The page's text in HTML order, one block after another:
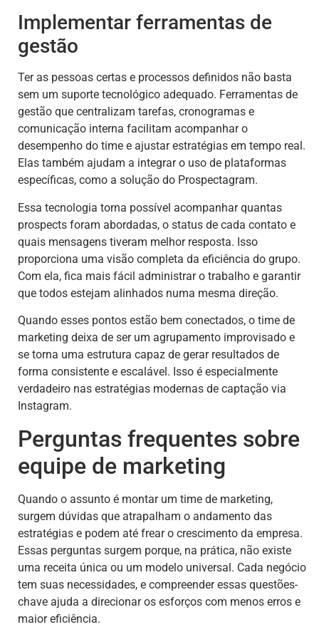
Implementar ferramentas de
gestão
Ter as pessoas certas e processos definidos não basta
sem um suporte tecnológico adequado. Ferramentas de
gestão que centralizam tarefas, cronogramas e
comunicação interna facilitam acompanhar o
desempenho do time e ajustar estratégias em tempo real.
Elas também ajudam a integrar o uso de plataformas
específicas, como a solução do Prospectagram.
Essa tecnologia torna possível acompanhar quantas
prospects foram abordadas, o status de cada contato e
quais mensagens tiveram melhor resposta. Isso
proporciona uma visão completa da eficiência do grupo.
Com ela, fica mais fácil administrar o trabalho e garantir
que todos estejam alinhados numa mesma direção.
Quando esses pontos estão bem conectados, o time de
marketing deixa de ser um agrupamento improvisado e
se torna uma estrutura capaz de gerar resultados de
forma consistente e escalável. Isso é especialmente
verdadeiro nas estratégias modernas de captação via
Instagram.
Perguntas frequentes sobre
equipe de marketing
Quando o assunto é montar um time de marketing,
surgem dúvidas que atrapalham o andamento das
estratégias e podem até frear o crescimento da empresa.
Essas perguntas surgem porque, na prática, não existe
uma receita única ou um modelo universal. Cada negócio
tem suas necessidades, e compreender essas questões-
chave ajuda a direcionar os esforços com menos erros e
maior eficiência.